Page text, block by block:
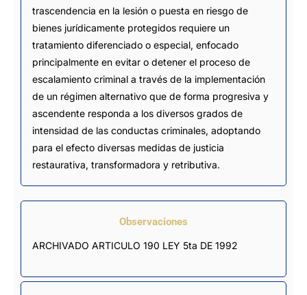
trascendencia en la lesión o puesta en riesgo de
bienes jurídicamente protegidos requiere un
tratamiento diferenciado o especial, enfocado
principalmente en evitar o detener el proceso de
escalamiento criminal a través de la implementación
de un régimen alternativo que de forma progresiva y
ascendente responda a los diversos grados de
intensidad de las conductas criminales, adoptando
para el efecto diversas medidas de justicia
restaurativa, transformadora y retributiva.
Observaciones
ARCHIVADO ARTICULO 190 LEY 5ta DE 1992